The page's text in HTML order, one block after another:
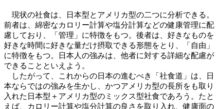
現状の社食は、日本型とアメリカ型の二つに分析できる。
前者は、綿密なカロリー計算や塩分計算などの健康管理に配
慮しており、「管理」に特徴をもつ。後者は、好きなものを
好きな時間に好きな量だけ摂取できる形態をとり、「自由」
に特徴をもつ。日本人の強みは、他者に対する詳細な配慮が
できることといえよう。
したがって、これからの日本の進むべき「社食道」は、日
本ならではの強みを生かし、かつアメリカ型の長所をも取り
入れた日本型＋アメリカ型のミックス型社食であろう。たと
えば、カロリー計算や塩分計算の良さを取り入れ、健康面の